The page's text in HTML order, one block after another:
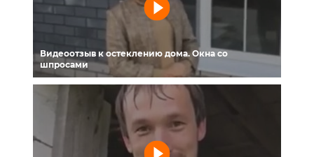
Видеоотзыв к остеклению дома. Окна со
шпросами